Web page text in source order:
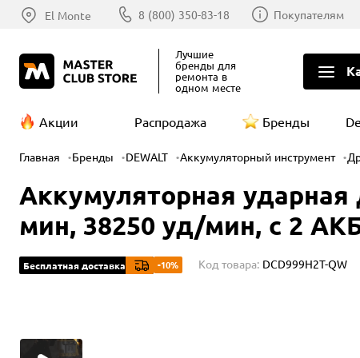
El Monte 8 (800) 350-83-18 Покупателям
Лучшие
бренды для
ремонта в
одном месте
Акции Распродажа Бренды
Главная Бренды DEWALT Аккумуляторный инструмент
Аккумуляторная ударная
мин, 38250 уд/мин, с 2
Бесплатная доставка -10% Код товара: DCD999H2T-QW